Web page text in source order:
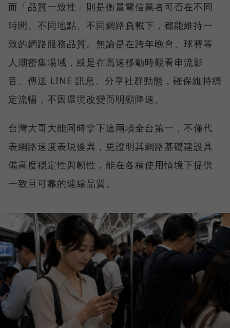
而「品質一致性」則是衡量電信業者可否在不同
時間、不同地點、不同網路負載下，都能維持一
致的網路服務品質。無論是在跨年晚會、球賽等
人潮密集場域，或是在高速移動時觀看串流影
音、傳送 LINE 訊息、分享社群動態，確保維持穩
定流暢，不因環境改變而明顯降速。
台灣大哥大能同時拿下這兩項全台第一，不僅代
表網路速度表現優異，更證明其網路基礎建設具
備高度穩定性與韌性，能在各種使用情境下提供
一致且可靠的連線品質。